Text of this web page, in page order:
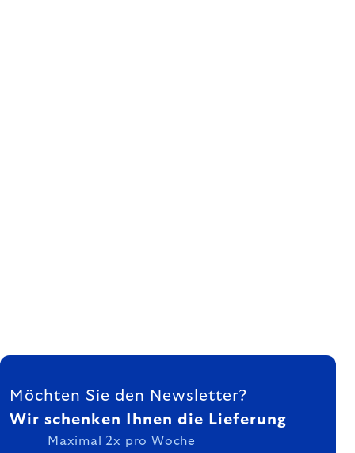
FUSSZEILE
Möchten Sie den Newsletter?
Wir schenken Ihnen die Lieferung
Maximal 2x pro Woche